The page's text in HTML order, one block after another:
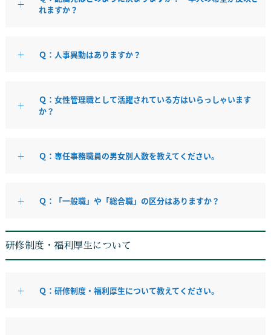
れますか？
Ｑ：人事異動はありますか？
Ｑ：女性管理職として活躍されている方はいらっしゃいます
か？
Ｑ：専任事務職員の男女別人数を教えてください。
Ｑ：「一般職」や「総合職」の区分はありますか？
研修制度・福利厚生について
Ｑ：研修制度・福利厚生について教えてください。